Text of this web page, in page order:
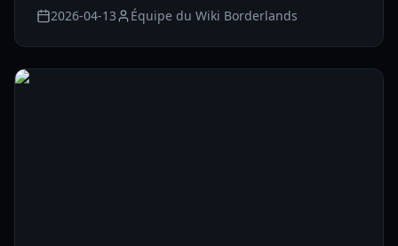
2026-04-13 Équipe du Wiki Borderlands